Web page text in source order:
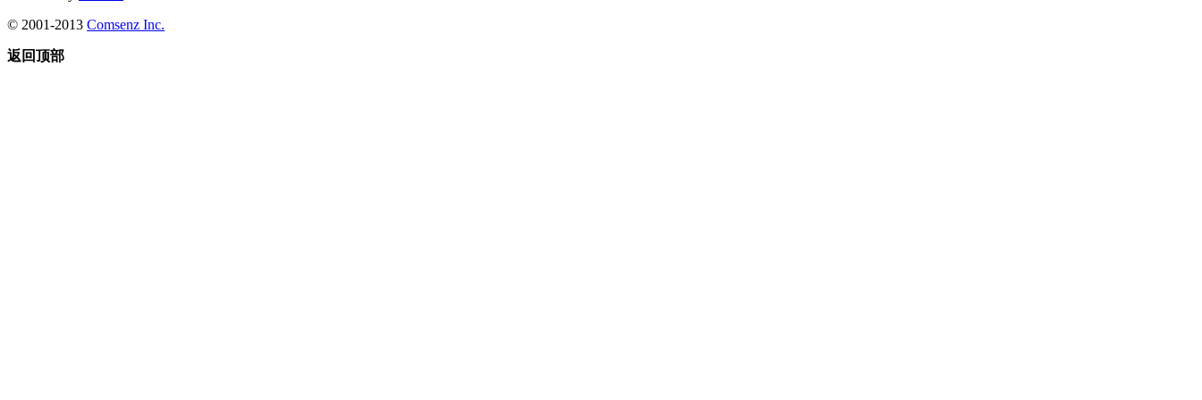
© 2001-2013 Comsenz Inc.
返回顶部